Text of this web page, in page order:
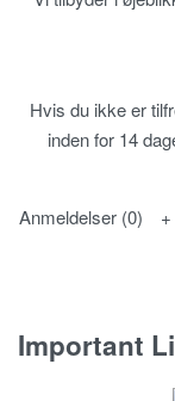
Hvis du ikke er
inden for 14
Anmeldelser (0)
Important